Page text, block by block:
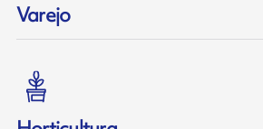
Varejo